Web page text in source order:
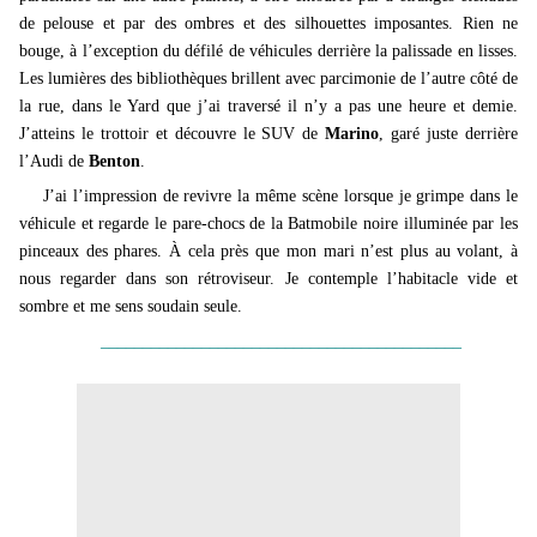
de pelouse et par des ombres et des silhouettes imposantes. Rien ne
bouge, à l’exception du défilé de véhicules derrière la palissade en lisses.
Les lumières des bibliothèques brillent avec parcimonie de l’autre côté de
la rue, dans le Yard que j’ai traversé il n’y a pas une heure et demie.
J’atteins le trottoir et découvre le SUV deMarino , garé juste derrière
l’Audi de Benton
J’ai l’impression de revivre la même scène lorsque je grimpe dans le
véhicule et regarde le pare-chocs de la Batmobile noire illuminée par les
pinceaux des phares. À cela près que mon mari n’est plus au volant, à
nous regarder dans son rétroviseur. Je contemple l’habitacle vide et
sombre et me sens soudain seule.